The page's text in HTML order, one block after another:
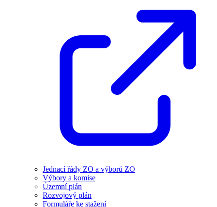
Jednací řády ZO a výborů ZO
Výbory a komise
Územní plán
Rozvojový plán
Formuláře ke stažení